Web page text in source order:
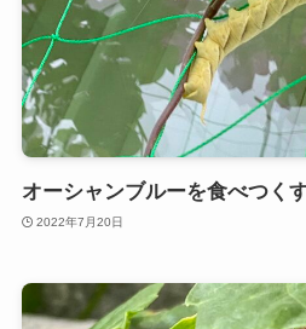
オーシャンブルーを食べつく
2022年7月20日